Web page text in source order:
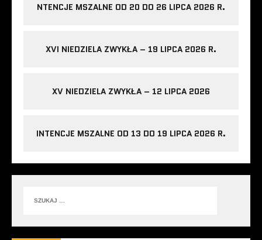
NTENCJE MSZALNE OD 20 DO 26 LIPCA 2026 R.
XVI NIEDZIELA ZWYKŁA – 19 LIPCA 2026 R.
XV NIEDZIELA ZWYKŁA – 12 LIPCA 2026
INTENCJE MSZALNE OD 13 DO 19 LIPCA 2026 R.